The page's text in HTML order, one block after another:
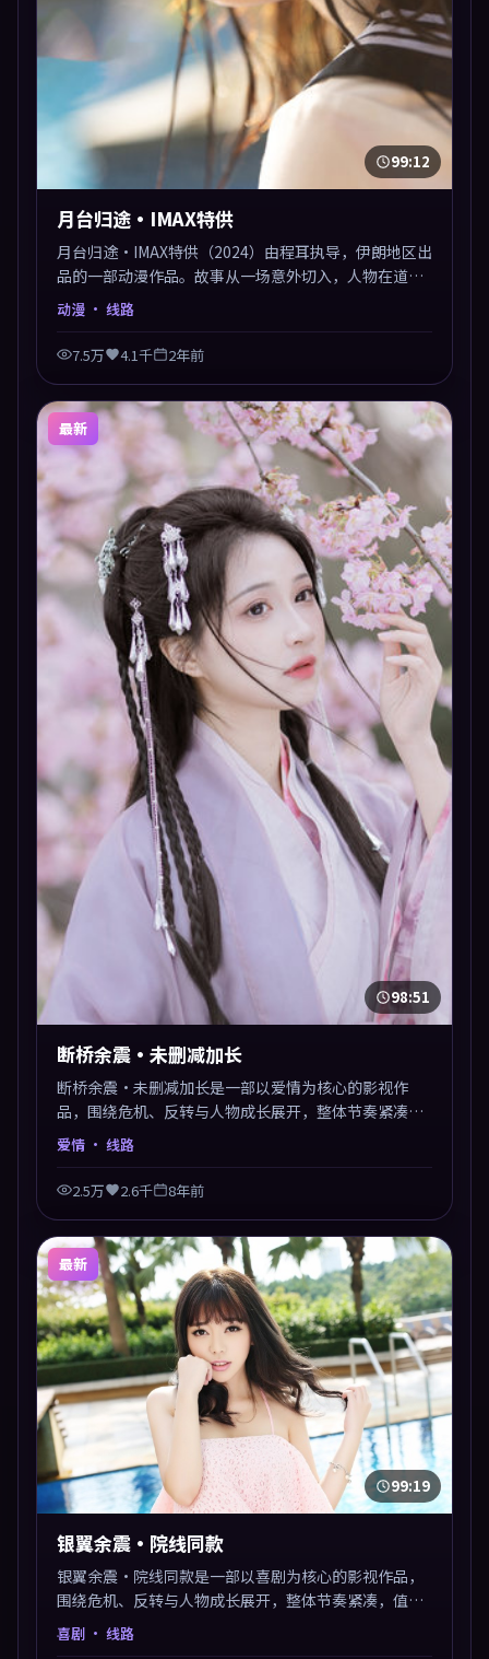
99:12
月台归途·IMAX特供
月台归途·IMAX特供（2024）由程耳执导，伊朗地区出
品的一部动漫作品。故事从一场意外切入，人物在道德
与生存之间反复摇摆，叙事层层推进，情绪克制而有
力。主演阵容以生活化表演见长，对手戏火花四溅。
动漫 · 线路
7.5万 4.1千 2年前
最新
98:51
断桥余震·未删减加长
断桥余震·未删减加长是一部以爱情为核心的影视作
品，围绕危机、反转与人物成长展开，整体节奏紧凑，
值得推荐观看。
爱情 · 线路
2.5万 2.6千 8年前
最新
99:19
银翼余震·院线同款
银翼余震·院线同款是一部以喜剧为核心的影视作品，
围绕危机、反转与人物成长展开，整体节奏紧凑，值得
推荐观看。
喜剧 · 线路